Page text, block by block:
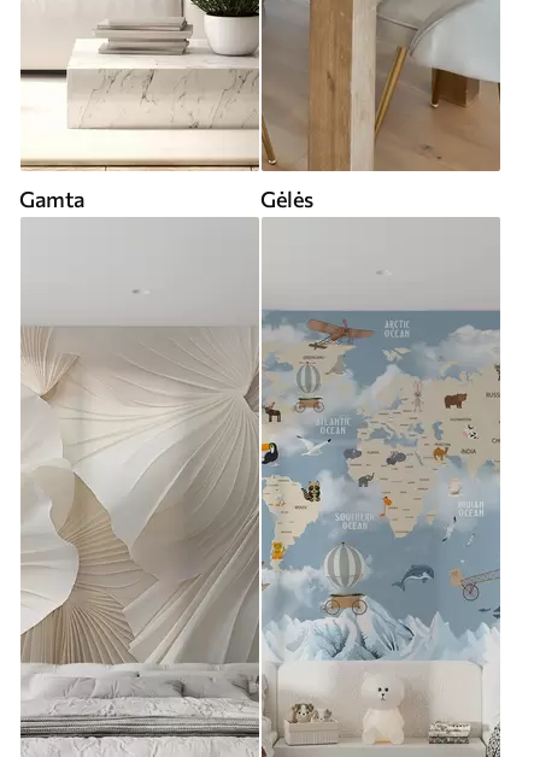
Gamta Gėlės